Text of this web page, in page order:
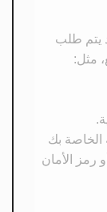
يتم طلب
مثل:
الخاصة بك
رمز الأمان